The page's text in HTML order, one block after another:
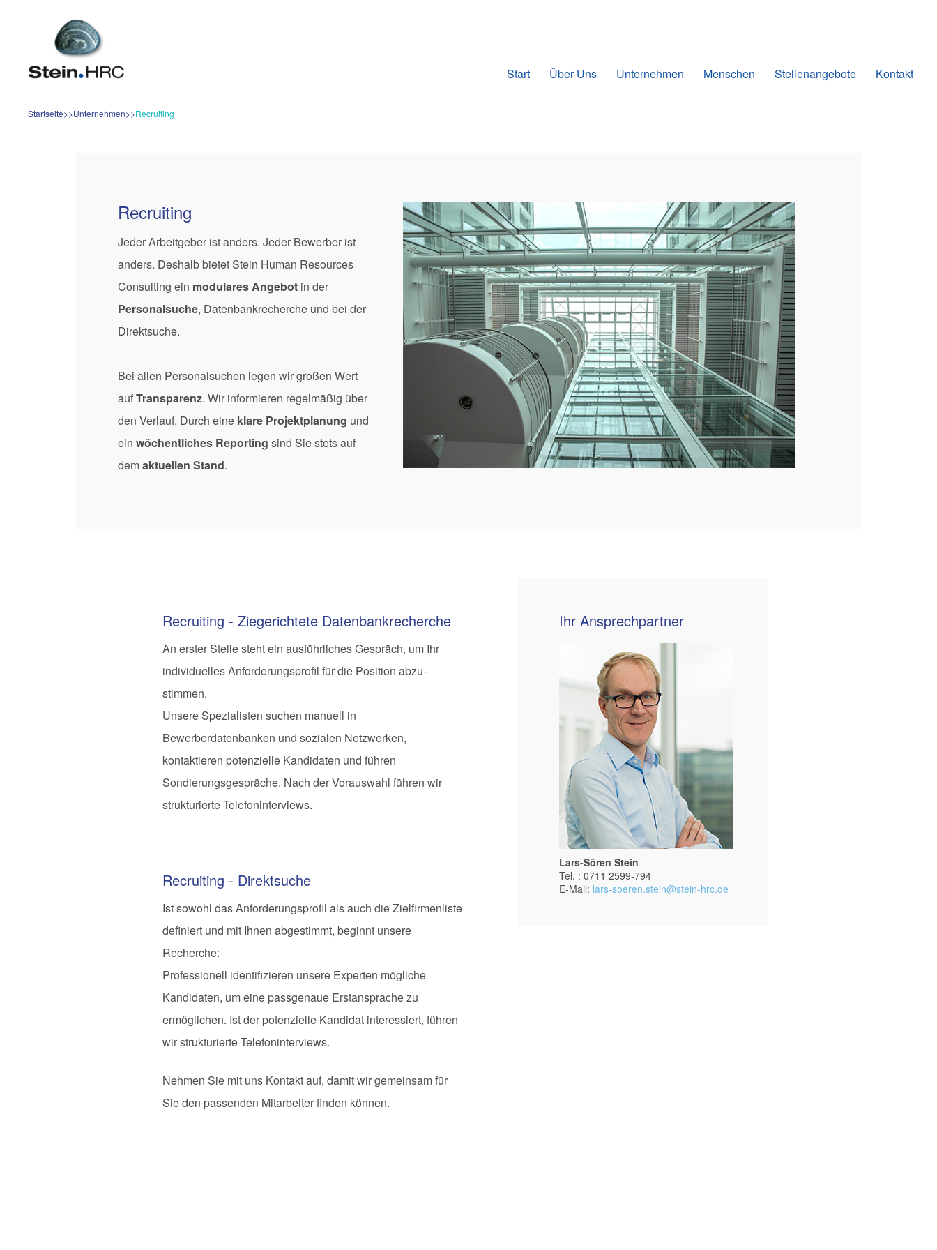
Start Über Uns Unternehmen Menschen Stellenangebote Kontakt
Startseite Unternehmen Recruiting
Recruiting
Jeder Arbeitgeber ist anders. Jeder Bewerber ist
anders. Deshalb bietet Stein Human Resources
Consulting ein modulares Angebot in der
Personalsuche, Datenbankrecherche und bei der
Direktsuche.
Bei allen Personalsuchen legen wir großen Wert
aufTransparenz. Wir informieren regelmäßig über
den Verlauf. Durch eine klare Projektplanung und
einwöchentliches Reporting sind Sie stets auf
demaktuellen Stand.
Recruiting - Ziegerichtete Datenbankrecherche
An erster Stelle steht ein ausführliches Gespräch, um Ihr
individuelles Anforderungsprofil für die Position abzu­
stimmen.
Unsere Spezialisten suchen manuell in
Bewerberdatenbanken und sozialen Netzwerken,
kontaktieren poten­zielle Kandidaten und führen
Sondierungsgespräche. Nach der Vorauswahl führen wir
strukturierte Telefoninterviews.
Recruiting - Direktsuche
Ist sowohl das Anforderungsprofil als auch die Zielfirmen­liste
definiert und mit Ihnen abgestimmt, beginnt unsere
Recherche:
Professionell identifizieren unsere Experten mögliche
Kandidaten, um eine passgenaue Erstansprache zu
ermöglichen. Ist der potenzielle Kandidat interessiert, führen
wir strukturierte Telefoninterviews.
Nehmen Sie mit uns Kontakt auf, damit wir gemeinsam für
Sie den passenden Mitarbeiter finden können.
Ihr Ansprechpartner
Lars-Sören Stein
Tel. : 0711 2599-794
E-Mail: lars-soeren.stein@stein-hrc.de